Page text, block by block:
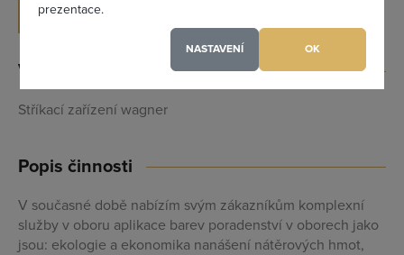
prezentace.
NASTAVENÍ OK
ODESLAT POPTÁVKU
Výrobky a služby
Stříkací zařízení wagner
Popis činnosti
V současné době nabízím svým zákazníkům komplexní
služby v oboru aplikace barev poradenství v oborech jako
jsou: ekologie a ekonomika nanášení nátěrových hmot,
Registrovat se
Maximální zviditelnění ve výpisu firem
Vždy aktuální prezentace Vaší firmy
PŘIDAT FIRMU